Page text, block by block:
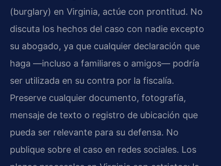
(burglary) en Virginia, actúe con prontitud. No
discuta los hechos del caso con nadie excepto
su abogado, ya que cualquier declaración que
haga —incluso a familiares o amigos— podría
ser utilizada en su contra por la fiscalía.
Preserve cualquier documento, fotografía,
mensaje de texto o registro de ubicación que
pueda ser relevante para su defensa. No
publique sobre el caso en redes sociales. Los